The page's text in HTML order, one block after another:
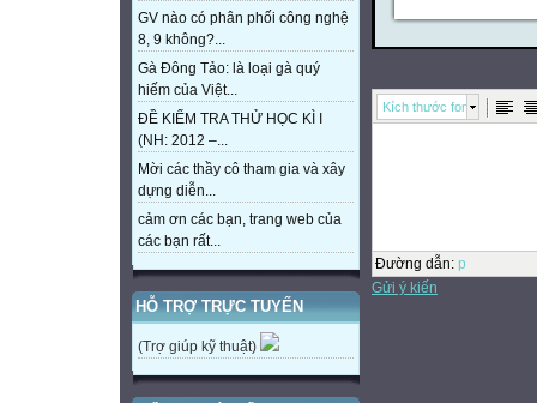
GV nào có phân phối công nghệ
8, 9 không?...
Gà Đông Tảo: là loại gà quý
hiếm của Việt...
ĐỀ KIỂM TRA THỬ HỌC KÌ I
(NH: 2012 –...
Mời các thầy cô tham gia và xây
dựng diễn...
cảm ơn các bạn, trang web của
các bạn rất...
HỖ TRỢ TRỰC TUYẾN
(Trợ giúp kỹ thuật)
Kích thước font
Đường dẫn: p
Gửi ý kiến